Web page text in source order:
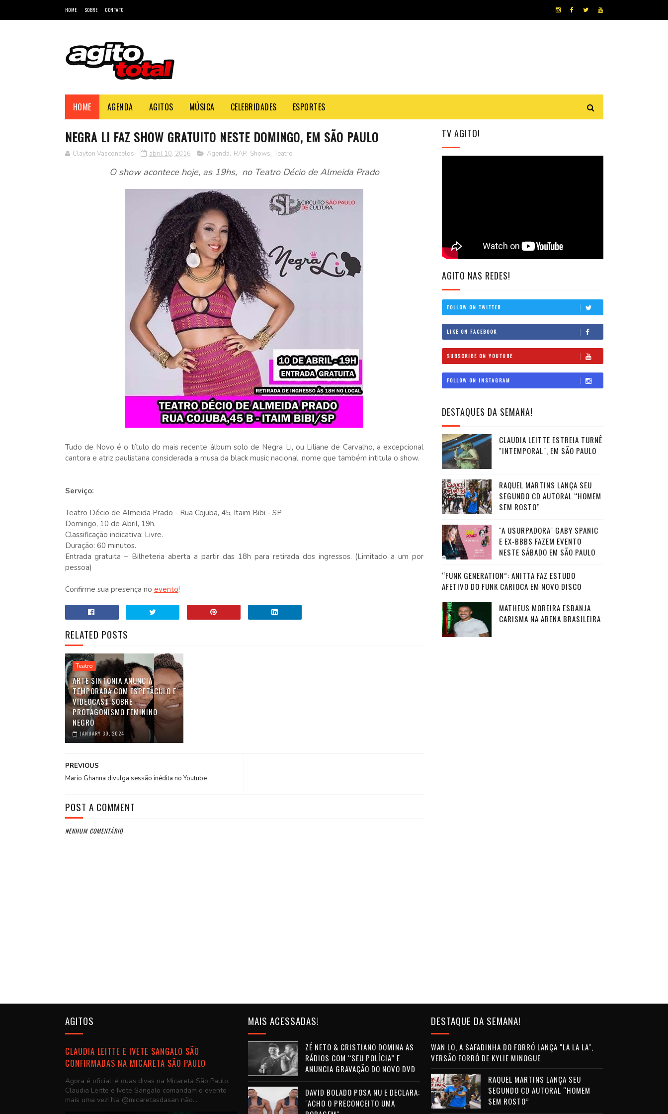
HOME SOBRE CONTATO
HOME AGENDA AGITOS MÚSICA CELEBRIDADES ESPORTES
NEGRA LI FAZ SHOW GRATUITO NESTE DOMINGO, EM SÃO PAULO
Clayton Vasconcelos abril 10, 2016 Agenda, RAP, Shows, Teatro
O show acontece hoje, as 19hs, no Teatro Décio de Almeida Prado
Tudo de Novo é o título do mais recente álbum solo de Negra Li, ou Liliane de Carvalho, a excepcional
cantora e atriz paulistana considerada a musa da black music nacional, nome que também intitula o show.
Serviço:
Teatro Décio de Almeida Prado - Rua Cojuba, 45, Itaim Bibi - SP
Domingo, 10 de Abril, 19h.
Classificação indicativa: Livre.
Duração: 60 minutos.
Entrada gratuita – Bilheteria aberta a partir das 18h para retirada dos ingressos. (Limitado a um por
pessoa)
Confirme sua presença no evento!
RELATED POSTS
Teatro
ARTE SINTONIA ANUNCIA
TEMPORADA COM ESPETÁCULO E
VIDEOCAST SOBRE
PROTAGONISMO FEMININO
NEGRO
JANUARY 30, 2024
PREVIOUS
Mario Ghanna divulga sessão inédita no Youtube
POST A COMMENT
NENHUM COMENTÁRIO
TV AGITO!
AGITO NAS REDES!
FOLLOW ON TWITTER
LIKE ON FACEBOOK
SUBSCRIBE ON YOUTUBE
FOLLOW ON INSTAGRAM
DESTAQUES DA SEMANA!
CLAUDIA LEITTE ESTREIA TURNÊ
"INTEMPORAL", EM SÃO PAULO
RAQUEL MARTINS LANÇA SEU
SEGUNDO CD AUTORAL “HOMEM
SEM ROSTO”
"A USURPADORA" GABY SPANIC
E EX-BBBS FAZEM EVENTO
NESTE SÁBADO EM SÃO PAULO
“FUNK GENERATION”: ANITTA FAZ ESTUDO
AFETIVO DO FUNK CARIOCA EM NOVO DISCO
MATHEUS MOREIRA ESBANJA
CARISMA NA ARENA BRASILEIRA
AGITOS
CLAUDIA LEITTE E IVETE SANGALO SÃO
CONFIRMADAS NA MICARETA SÃO PAULO
Agora é oficial: é duas divas na Micareta São Paulo.
Claudia Leitte e Ivete Sangalo comandam o evento
mais uma vez! Na @micaretasdasan não...
MAIS ACESSADAS!
ZÉ NETO & CRISTIANO DOMINA AS
RÁDIOS COM “SEU POLÍCIA” E
ANUNCIA GRAVAÇÃO DO NOVO DVD
DAVID BOLADO POSA NU E DECLARA:
"ACHO O PRECONCEITO UMA
DESTAQUE DA SEMANA!
WAN LO, A SAFADINHA DO FORRÓ LANÇA "LA LA LA",
VERSÃO FORRÓ DE KYLIE MINOGUE
RAQUEL MARTINS LANÇA SEU
SEGUNDO CD AUTORAL “HOMEM
SEM ROSTO”